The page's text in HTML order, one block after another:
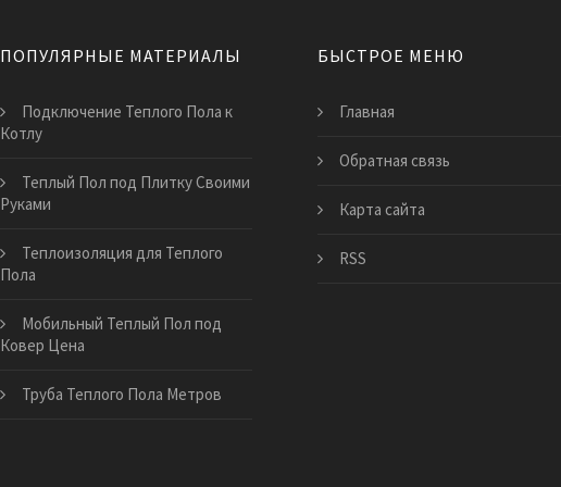
ПОПУЛЯРНЫЕ МАТЕРИАЛЫ
Подключение Теплого Пола к
Котлу
Теплый Пол под Плитку Своими
Руками
Теплоизоляция для Теплого
Пола
Мобильный Теплый Пол под
Ковер Цена
Труба Теплого Пола Метров
БЫСТРОЕ МЕНЮ
Главная
Обратная связь
Карта сайта
RSS